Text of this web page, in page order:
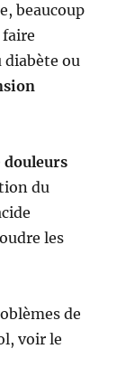
beaucoup
faire
diabète ou
douleurs
du
les
de
voir le